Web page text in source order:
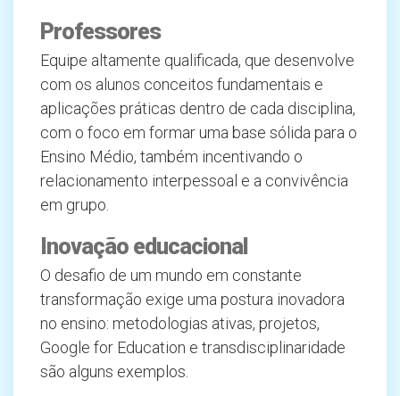
Professores
Equipe altamente qualificada, que desenvolve
com os alunos conceitos fundamentais e
aplicações práticas dentro de cada disciplina,
com o foco em formar uma base sólida para o
Ensino Médio, também incentivando o
relacionamento interpessoal e a convivência
em grupo.
Inovação educacional
O desafio de um mundo em constante
transformação exige uma postura inovadora
no ensino: metodologias ativas, projetos,
Google for Education e transdisciplinaridade
são alguns exemplos.